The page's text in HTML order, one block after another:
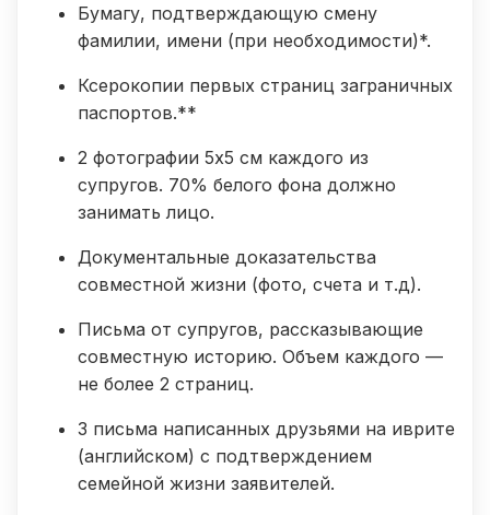
Бумагу, подтверждающую смену
фамилии, имени (при необходимости)*.
Ксерокопии первых страниц заграничных
паспортов.**
2 фотографии 5х5 см каждого из
супругов. 70% белого фона должно
занимать лицо.
Документальные доказательства
совместной жизни (фото, счета и т.д).
Письма от супругов, рассказывающие
совместную историю. Объем каждого —
не более 2 страниц.
3 письма написанных друзьями на иврите
(английском) с подтверждением
семейной жизни заявителей.